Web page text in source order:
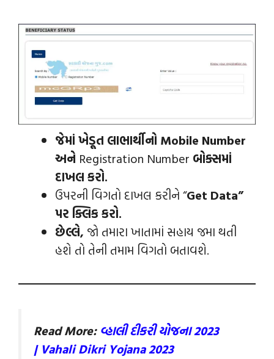
જેમાં ખેડૂત લાભાર્થીનો Mobile Number
અને Registration Number બોક્સમાં
દાખલ કરો.
ઉપરની વિગતો દાખલ કરીને “Get Data”
પર ક્લિક કરો.
છેલ્લે, જો તમારા ખાતામાં સહાય જમા થતી
હશે તો તેની તમામ વિગતો બતાવશે.
Read More: વ્હાલી દીકરી યોજના 2023
| Vahali Dikri Yojana 2023